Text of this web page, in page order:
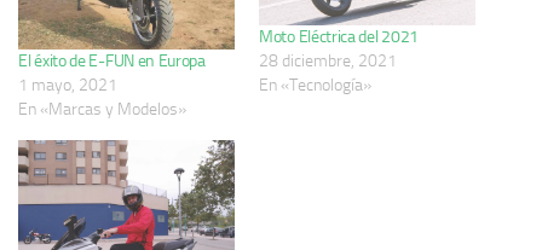
El éxito de E-FUN en Europa
1 mayo, 2021
En «Marcas y Modelos»
Moto Eléctrica del 2021
28 diciembre, 2021
En «Tecnología»